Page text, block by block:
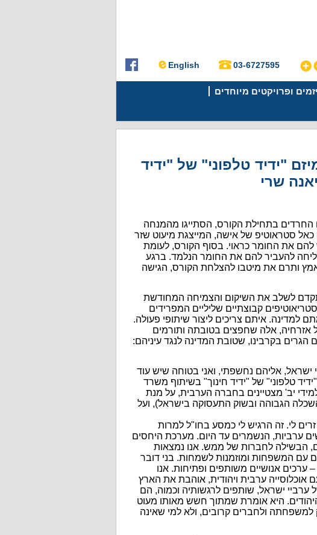
English 03-6727595
ופרויקטים מיוחדים
"ידיד טלפוני" של "ידיד
שרי
החרדים בתחילת הקורס, הסתייגו מהמנחה
כאל סטראוטיפ של אישה, המייצגת מיעוט שזר
את החומר כראוי. בסוף הקורס, לעומת
להעביר להם את החומר הנלמד. ברגע
ותרם את מיטבו להצלחת הקורס, הגישה
לשלב את השיקום והצמיחה המחודשת
קבוצתיים שליליים המפרידים
למדינה. איתם צריכים ליצור שיתופי פעולה.
אזרחיה, אלה שחפצים בטובתה ותורמים
הגרים בקרבינו, שטובת המדינה לנגד עיניהם:
אליהם נחשפתי, ואני בטוחה שיש עוד
טלפוני" של "ידיד חינוך" בשיתוף משרד
יב' מצטיינים בחברה הערבית, על מנת
הגבוהה ובשוק התעסוקה בישראל), ועל
לי. זה הרגיש לי כמסע בחו"ל למרות
ערביות, הנשמרים עד היום. מערכת היחסים
הבשילה לחברות של ממש. אנו נמצאות
עם המשפחות ומוזמנות לשמחות. בני דובר
אנושיים משותפים ופתיחות. אנו
אוכלוסייה ערבית ויהודית, אוהבת את הארץ
ישראל, שותפים לרגשותיה וכמוה, הם
היא אומרת שמתוך חשש מאותו מעוט
ולחברים קרובים, ולא למי שאינה